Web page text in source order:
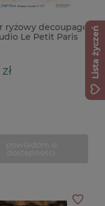
ryżowy decoupage
Le Petit Paris
Lista życzeń